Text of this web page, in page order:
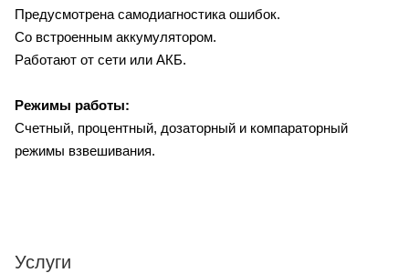
Предусмотрена самодиагностика ошибок.
Со встроенным аккумулятором.
Работают от сети или АКБ.
Режимы работы:
Счетный, процентный, дозаторный и компараторный
режимы взвешивания.
Услуги